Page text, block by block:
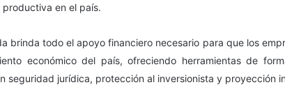
productiva en el país.
brinda todo el apoyo financiero necesario para que los
económico del país, ofreciendo herramientas de
seguridad jurídica, protección al inversionista y proyección